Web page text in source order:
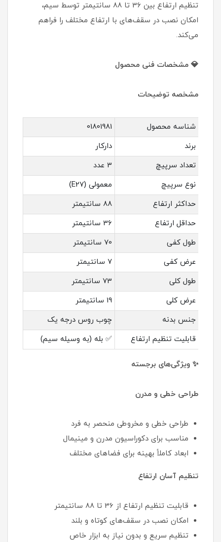
تنظیم ارتفاع بین 36 تا 88 سانتیمتر توسط سیم،
امکان نصب در سقف‌های با ارتفاع مختلف را فراهم
می‌کند.
💎 مشخصات فنی محصول
مشخصه توضیحات
شناسه محصول
01801981
برند
دارکار
تعداد سرپیچ
3 عدد
نوع سرپیچ
معمولی (E27)
حداکثر ارتفاع
88 سانتیمتر
حداقل ارتفاع
36 سانتیمتر
طول کفی
70 سانتیمتر
عرض کفی
7 سانتیمتر
طول کلی
73 سانتیمتر
عرض کلی
19 سانتیمتر
جنس بدنه
چوب روس درجه یک
قابلیت تنظیم ارتفاع
✅ بله (به وسیله سیم)
✨ ویژگی‌های برجسته
طراحی خطی و مدرن
طراحی خطی و مخروطی منحصر به فرد
مناسب برای دکوراسیون مدرن و مینیمال
ابعاد کاملاً بهینه برای فضاهای مختلف
تنظیم آسان ارتفاع
قابلیت تنظیم ارتفاع از 36 تا 88 سانتیمتر
امکان نصب در سقف‌های کوتاه و بلند
تنظیم سریع و بدون نیاز به ابزار خاص